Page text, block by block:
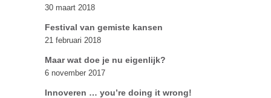
30 maart 2018
Festival van gemiste kansen
21 februari 2018
Maar wat doe je nu eigenlijk?
6 november 2017
Innoveren … you’re doing it wrong!